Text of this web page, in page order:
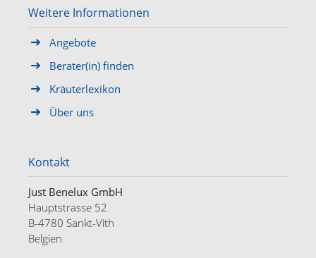
Weitere Informationen
Angebote
Berater(in) finden
Kräuterlexikon
Über uns
Kontakt
Just Benelux GmbH
Hauptstrasse 52
B-4780 Sankt-Vith
Belgien